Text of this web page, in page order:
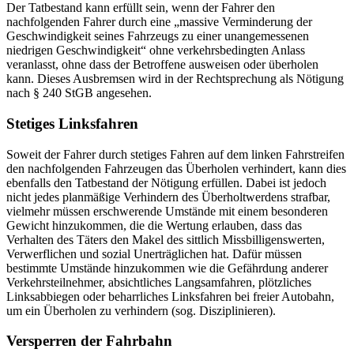
Der Tatbestand kann erfüllt sein, wenn der Fahrer den
nachfolgenden Fahrer durch eine „massive Verminderung der
Geschwindigkeit seines Fahrzeugs zu einer unangemessenen
niedrigen Geschwindigkeit“ ohne verkehrsbedingten Anlass
veranlasst, ohne dass der Betroffene ausweisen oder überholen
kann. Dieses Ausbremsen wird in der Rechtsprechung als Nötigung
nach § 240 StGB angesehen.
Stetiges Linksfahren
Soweit der Fahrer durch stetiges Fahren auf dem linken Fahrstreifen
den nachfolgenden Fahrzeugen das Überholen verhindert, kann dies
ebenfalls den Tatbestand der Nötigung erfüllen. Dabei ist jedoch
nicht jedes planmäßige Verhindern des Überholtwerdens strafbar,
vielmehr müssen erschwerende Umstände mit einem besonderen
Gewicht hinzukommen, die die Wertung erlauben, dass das
Verhalten des Täters den Makel des sittlich Missbilligenswerten,
Verwerflichen und sozial Unerträglichen hat. Dafür müssen
bestimmte Umstände hinzukommen wie die Gefährdung anderer
Verkehrsteilnehmer, absichtliches Langsamfahren, plötzliches
Linksabbiegen oder beharrliches Linksfahren bei freier Autobahn,
um ein Überholen zu verhindern (sog. Disziplinieren).
Versperren der Fahrbahn